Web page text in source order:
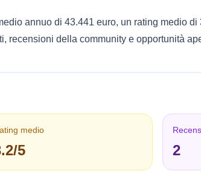
annuo di 43.441 euro, un rating medio
recensioni della community e opportunità
medio
5 2